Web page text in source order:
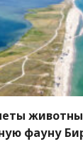
фауну